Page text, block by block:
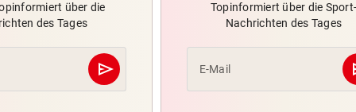
über die
des Tages
send
Abschicken
Topinformiert über die Sport-
Nachrichten des Tages
E-Mail